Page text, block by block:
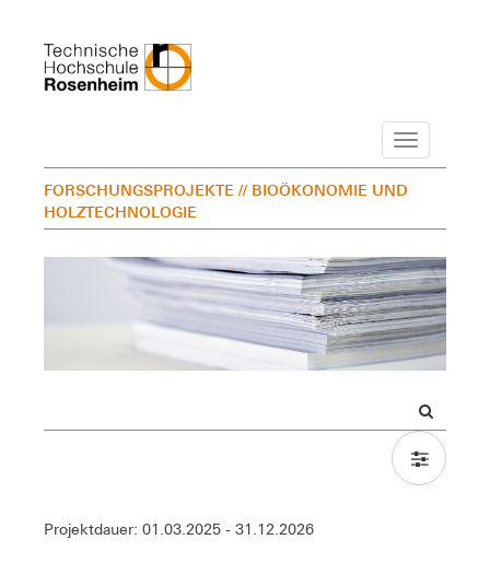
Navigation
FORSCHUNGSPROJEKTE // BIOÖKONOMIE UND
HOLZTECHNOLOGIE
Projektdauer: 01.03.2025 - 31.12.2026